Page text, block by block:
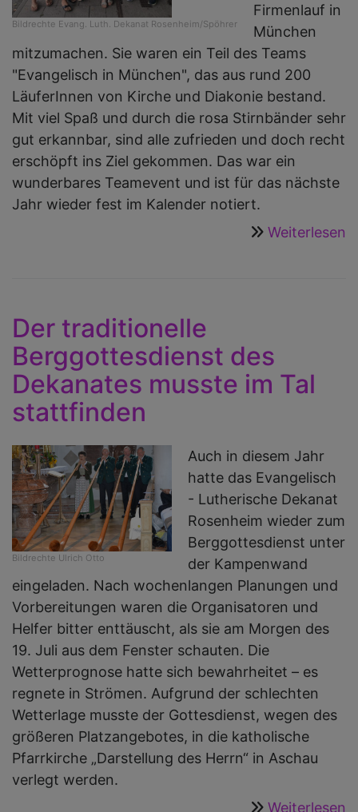
Bildrechte Evang. Luth. Dekanat Rosenheim/Spöhrer
Firmenlauf in
München
mitzumachen. Sie waren ein Teil des Teams
"Evangelisch in München", das aus rund 200
LäuferInnen von Kirche und Diakonie bestand.
Mit viel Spaß und durch die rosa Stirnbänder sehr
gut erkannbar, sind alle zufrieden und doch recht
erschöpft ins Ziel gekommen. Das war ein
wunderbares Teamevent und ist für das nächste
Jahr wieder fest im Kalender notiert.
Weiterlesen
Der traditionelle
Berggottesdienst des
Dekanates musste im Tal
stattfinden
Bildrechte Ulrich Otto
Auch in diesem Jahr
hatte das Evangelisch
- Lutherische Dekanat
Rosenheim wieder zum
Berggottesdienst unter
der Kampenwand
eingeladen. Nach wochenlangen Planungen und
Vorbereitungen waren die Organisatoren und
Helfer bitter enttäuscht, als sie am Morgen des
19. Juli aus dem Fenster schauten. Die
Wetterprognose hatte sich bewahrheitet – es
regnete in Strömen. Aufgrund der schlechten
Wetterlage musste der Gottesdienst, wegen des
größeren Platzangebotes, in die katholische
Pfarrkirche „Darstellung des Herrn“ in Aschau
verlegt werden.
Weiterlesen